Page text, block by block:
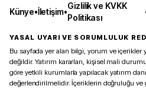
Künye•İletişim•
Gizlilik ve KVKK
Politikası
YASAL UYARI VE SORUMLULUK
Bu sayfada yer alan bilgi, yorum ve içerikler
değildir. Yatırım kararları, kişisel mali
göre yetkili kurumlarla yapılacak yatırım
değerlendirilmelidir. İçeriklerin doğruluğu